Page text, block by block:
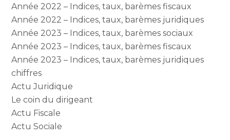
Année 2022 – Indices, taux, barèmes fiscaux
Année 2022 – Indices, taux, barèmes juridiques
Année 2023 – Indices, taux, barèmes sociaux
Année 2023 – Indices, taux, barèmes fiscaux
Année 2023 – Indices, taux, barèmes juridiques
chiffres
Actu Juridique
Le coin du dirigeant
Actu Fiscale
Actu Sociale